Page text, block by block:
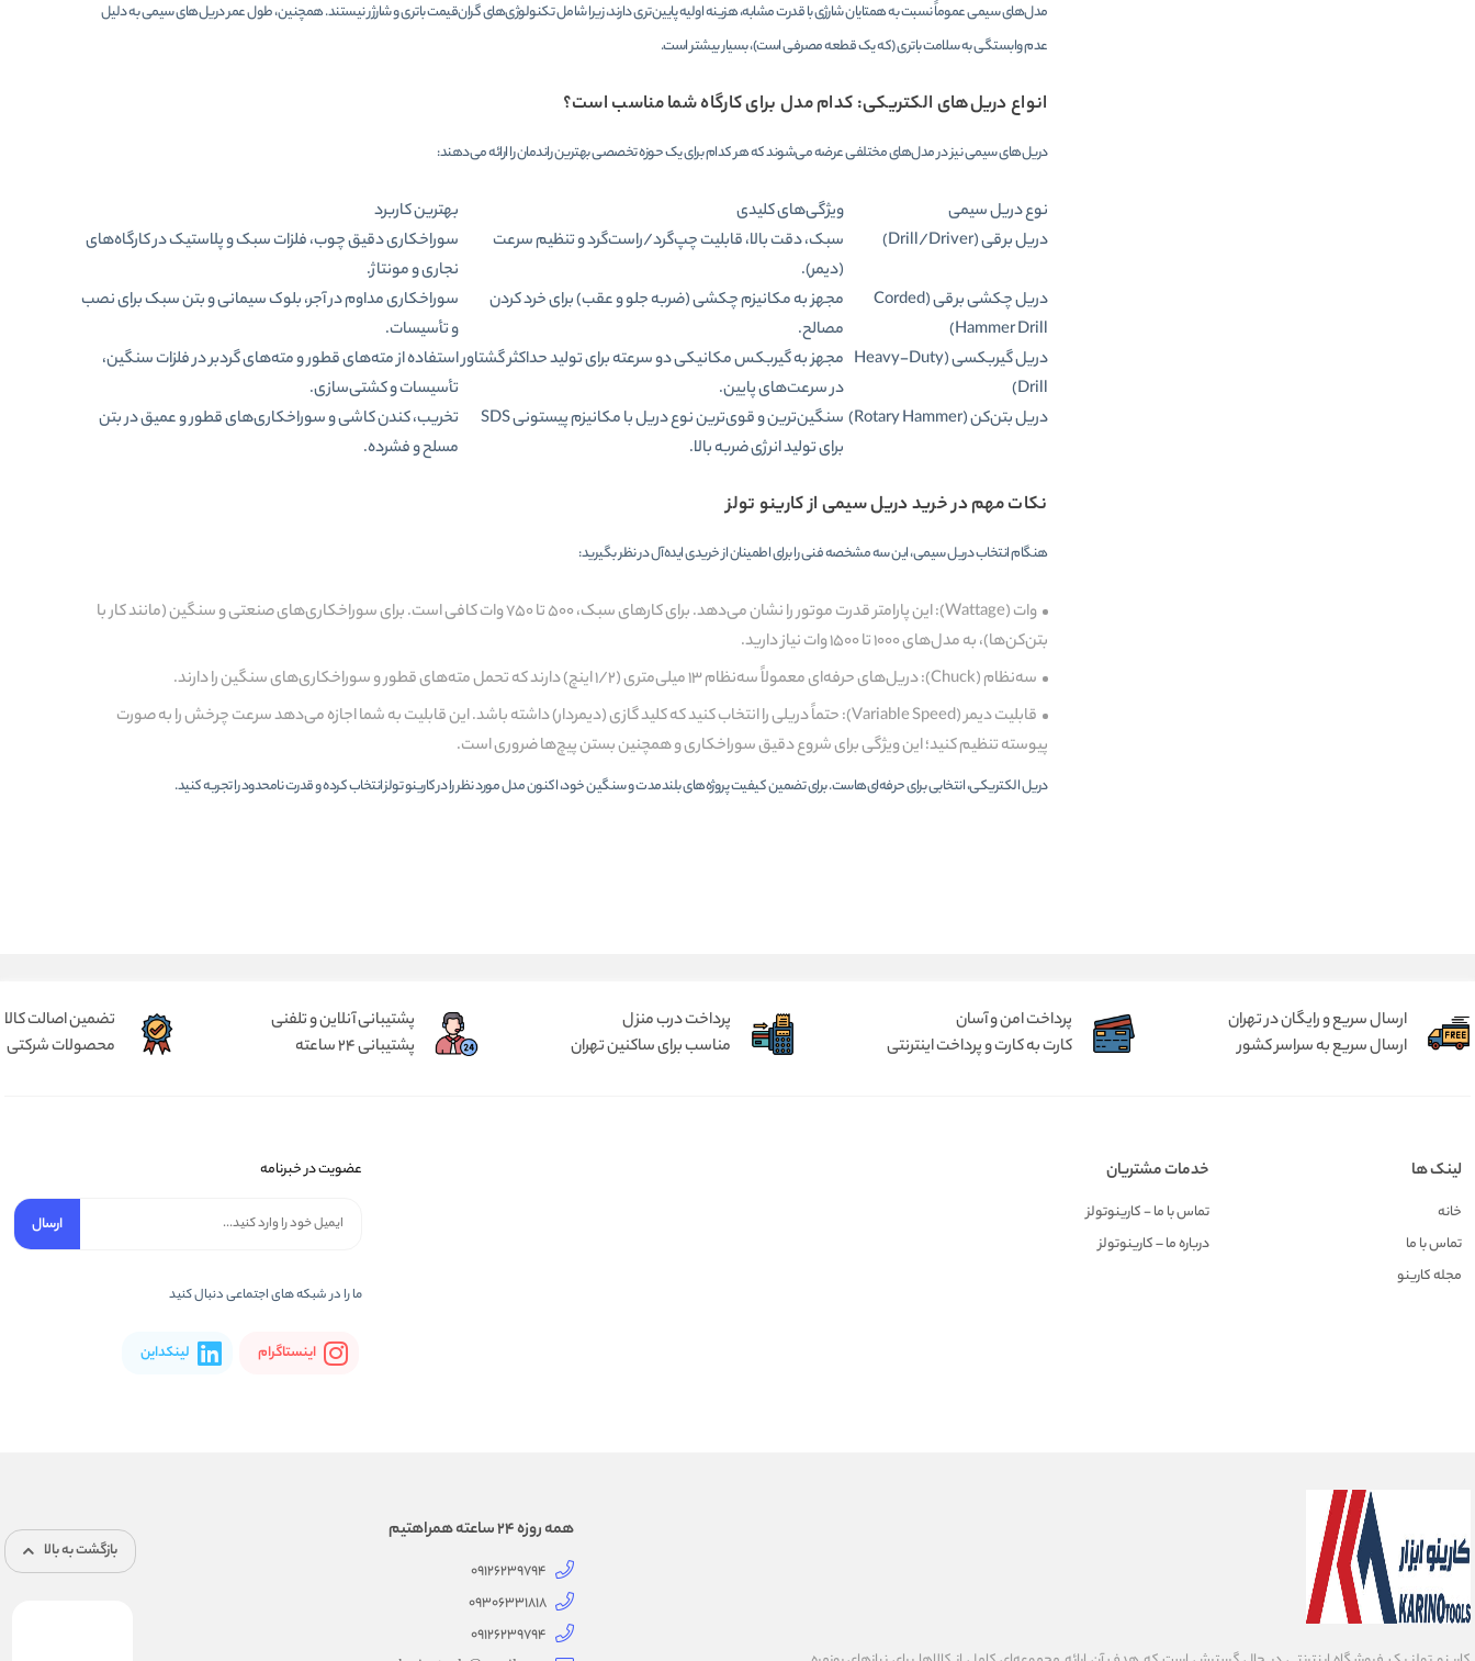
مدل‌های سیمی عموماً نسبت به همتایان شارژی با قدرت مشابه، هزینه اولیه پایین‌تری دارند، زیرا شامل تکنولوژی‌های گران‌قیمت باتری و شارژر نیستند. همچنین، طول عمر دریل‌های سیمی به دلیل
عدم وابستگی به سلامت باتری (که یک قطعه مصرفی است)، بسیار بیشتر است.
انواع دریل‌های الکتریکی: کدام مدل برای کارگاه شما مناسب است؟
دریل‌های سیمی نیز در مدل‌های مختلفی عرضه می‌شوند که هر کدام برای یک حوزه تخصصی بهترین راندمان را ارائه می‌دهند:
نوع دریل سیمی ویژگی‌های کلیدی
بهترین کاربرد
دریل برقی (Drill/Driver)
سبک، دقت بالا، قابلیت چپ‌گرد/راست‌گرد و تنظیم سرعت
(دیمر).
سوراخکاری دقیق چوب، فلزات سبک و پلاستیک در کارگاه‌های
نجاری و مونتاژ.
دریل چکشی برقی (Corded
Hammer Drill)
مجهز به مکانیزم چکشی (ضربه جلو و عقب) برای خرد کردن
مصالح.
سوراخکاری مداوم در آجر، بلوک سیمانی و بتن سبک برای نصب
و تأسیسات.
دریل گیربکسی (Heavy-Duty
Drill)
مجهز به گیربکس مکانیکی دو سرعته برای تولید حداکثر گشتاور
در سرعت‌های پایین.
استفاده از مته‌های قطور و مته‌های گردبر در فلزات سنگین،
تأسیسات و کشتی‌سازی.
دریل بتن‌کن(Rotary Hammer)
سنگین‌ترین و قوی‌ترین نوع دریل با مکانیزم پیستونی SDS
برای تولید انرژی ضربه بالا.
تخریب، کندن کاشی و سوراخکاری‌های قطور و عمیق در بتن
مسلح و فشرده.
نکات مهم در خرید دریل سیمی از کارینو تولز
هنگام انتخاب دریل سیمی، این سه مشخصه فنی را برای اطمینان از خریدی ایده‌آل در نظر بگیرید:
وات (Wattage): این پارامتر قدرت موتور را نشان می‌دهد. برای کارهای سبک، ۵۰۰ تا ۷۵۰ وات کافی است. برای سوراخکاری‌های صنعتی و سنگین (مانند کار با
بتن‌کن‌ها)، به مدل‌های ۱۰۰۰ تا ۱۵۰۰ وات نیاز دارید.
سه‌نظام (Chuck): دریل‌های حرفه‌ای معمولاً سه‌نظام ۱۳ میلی‌متری (۱/۲ اینچ) دارند که تحمل مته‌های قطور و سوراخکاری‌های سنگین را دارند.
قابلیت دیمر (Variable Speed): حتماً دریلی را انتخاب کنید که کلید گازی (دیمردار) داشته باشد. این قابلیت به شما اجازه می‌دهد سرعت چرخش را به صورت
پیوسته تنظیم کنید؛ این ویژگی برای شروع دقیق سوراخکاری و همچنین بستن پیچ‌ها ضروری است.
دریل الکتریکی، انتخابی برای حرفه‌ای‌هاست. برای تضمین کیفیت پروژه‌های بلندمدت و سنگین خود، اکنون مدل مورد نظر را در کارینو تولز انتخاب کرده و قدرت نامحدود را تجربه کنید.
ارسال سریع و رایگان در تهران
ارسال سریع به سراسر کشور
پرداخت امن و آسان
کارت به کارت و پرداخت اینترنتی
پرداخت درب منزل
مناسب برای ساکنین تهران
پشتیبانی آنلاین و تلفنی
پشتیبانی 24 ساعته
تضمین اصالت کالا
محصولات شرکتی
لینک ها
خانه
تماس با ما
مجله کارینو
خدمات مشتریان
تماس با ما - کارینوتولز
درباره ما – کارینوتولز
عضویت در خبرنامه
ارسال
ما را در شبکه های اجتماعی دنبال کنید
اینستاگرام لینکداین
همه روزه 24 ساعته همراهتیم
09126239794
09306331818
09126239794
بازگشت به بالا